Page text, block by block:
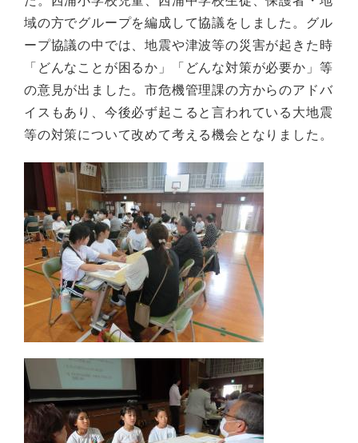
域の方でグループを編成して協議をしました。グル
ープ協議の中では、地震や津波等の災害が起きた時
「どんなことが困るか」「どんな対策が必要か」等
の意見が出ました。市危機管理課の方からのアドバ
イスもあり、今後必ず起こると言われている大地震
等の対策について改めて考える機会となりました。